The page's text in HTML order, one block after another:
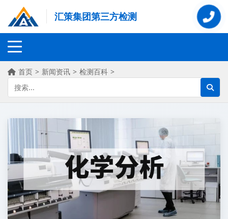
汇策集团第三方检测
首页 > 新闻资讯 > 检测百科 >